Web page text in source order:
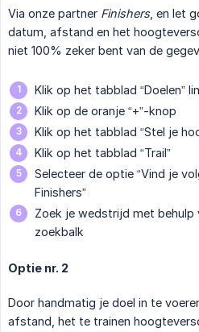
Via onze partner Finishers, en let
datum, afstand en het
niet 100% zeker bent van de
Klik op het tabblad “Doelen”
Klik op de oranje “+”-knop
Klik op het tabblad “Stel je
Klik op het tabblad “Trail”
Selecteer de optie “Vind je
Finishers”
Zoek je wedstrijd met
zoekbalk
Optie nr. 2
Door handmatig je doel in te
afstand, het te trainen